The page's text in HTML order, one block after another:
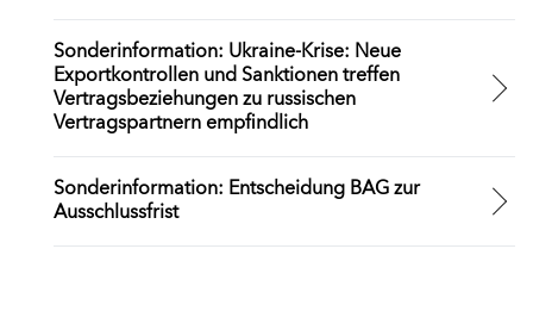
Sonderinformation: Ukraine-Krise: Neue
Exportkontrollen und Sanktionen treffen
Vertragsbeziehungen zu russischen
Vertragspartnern empfindlich
Sonderinformation: Entscheidung BAG zur
Ausschlussfrist